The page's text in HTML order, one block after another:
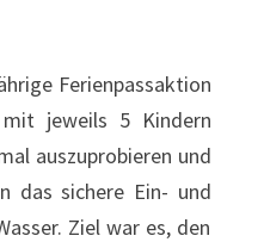
Ferienpassaktion
mit jeweils 5 Kindern
auszuprobieren und
das sichere Ein- und
Ziel war es, den